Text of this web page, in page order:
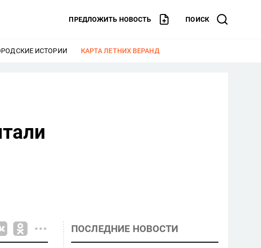
ПРЕДЛОЖИТЬ НОВОСТЬ ПОИСК
ИСТОРИИ ЕЩЕ
КАРТА ЛЕТНИХ ВЕРАНД
ПОСЛЕДНИЕ НОВОСТИ